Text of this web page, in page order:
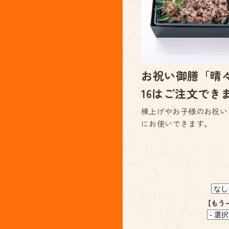
お祝い御膳「
16はご注文でき
棟上げやお子様のお祝
にお使いできます。
【も